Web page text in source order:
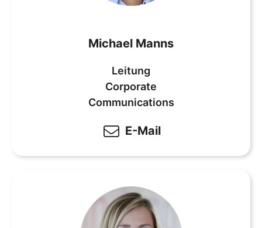
Michael Manns
Leitung
Corporate
Communications
E-Mail